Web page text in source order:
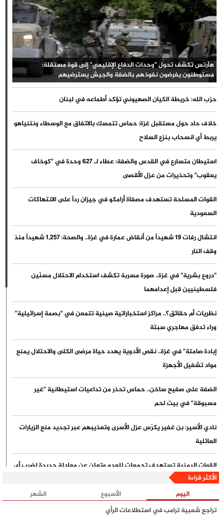
هآرتس تكشف تحول "وحدات الدفاع الإقليمي" إلى قوة مستقلة:
مستوطنون يفرضون نفوذهم بالضفة والجيش يسترضيهم
حزب الله: خريطة الكيان الصهيوني تؤكد أطماعه في لبنان
خلاف حاد حول مستقبل غزة: حماس تتمسك بالاتفاق مع الوسطاء ونتنياهو
يربط أي انسحاب بنزع السلاح
استيطان متسارع في القدس والضفة: عطاء لـ 627 وحدة في "كوخاف
يعقوب" وتحذيرات من عزل الأقصى
القوات المسلحة تستهدف مصفاة أرامكو في جيزان رداً على الانتهاكات
السعودية
انتشال رفات 19 شهيداً من أنقاض عمارة في غزة.. والصحة: 1,257 شهيداً منذ
وقف النار
"دروع بشرية" في غزة.. صورة مسربة تكشف استخدام الاحتلال مسنّين
فلسطينيين قبل إعدامهما
نظريات أم حقائق؟.. مراكز استخباراتية صينية تتمعن في "بصمة إسرائيلية"
وراء تدفق مهاجري سبتة
إبادة صامتة" في غزة.. نقص الأدوية يهدد حياة مرضى الكلى والاحتلال يمنع
مواد تشغيل الأجهزة
الضفة على صفيح ساخن.. حماس تحذر من تداعيات استيطانية "غير
مسبوقة" في بيت لحم
نادي الأسير: بن غفير يكرّس عزل الأسرى وتعذيبهم عبر تجديد منع الزيارات
العائلية
القوات اليمنية تستهدف تجمعات للعدو وتعلن عن معادلة جديدة لضرب أي
تحشيدات سعودية
بن حبتور: الدعوات السعودية لزج أبناء الجنوب في مواجهة مع صنعاء
الأكثر قراءة
اليوم
الأسبوع
الشهر
تراجع شعبية ترامب في استطلاعات الرأي